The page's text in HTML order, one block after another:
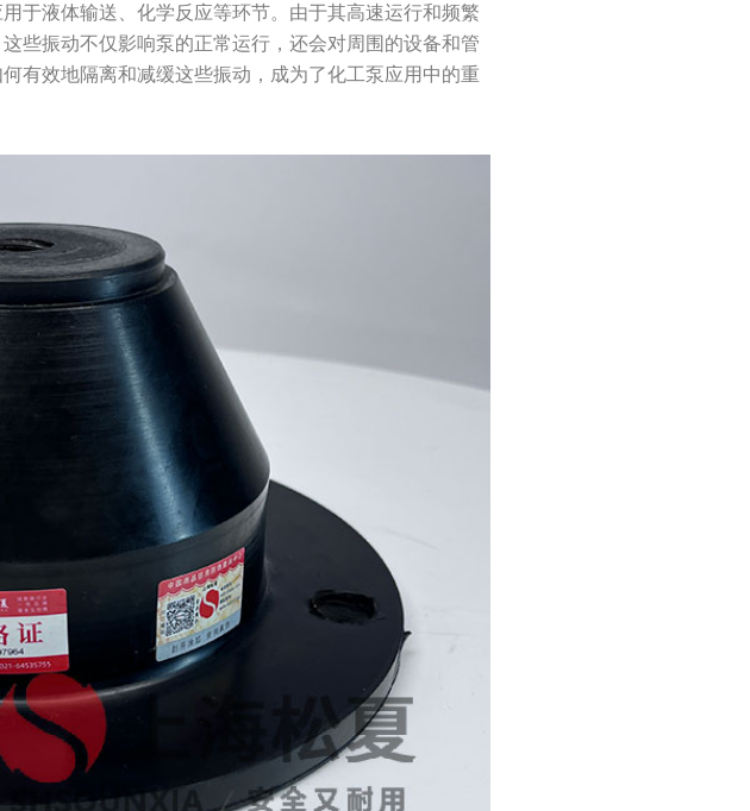
于液体输送、化学反应等环节。由于其高速运行和频繁
些振动不仅影响泵的正常运行，还会对周围的设备和管
有效地隔离和减缓这些振动，成为了化工泵应用中的重